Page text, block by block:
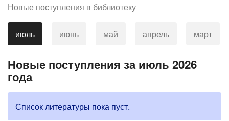
Новые поступления в библиотеку
июль июнь май апрель март
Новые поступления за июль 2026
года
Список литературы пока пуст.